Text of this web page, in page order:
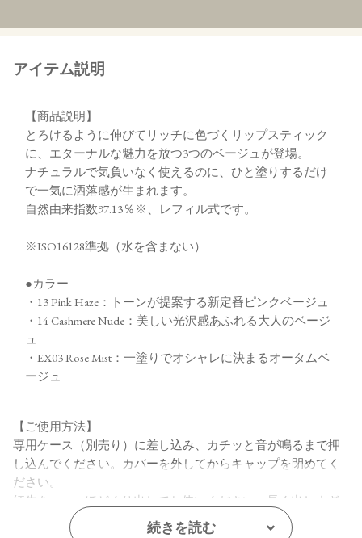
アイテム説明
【商品説明】
とろけるように伸びてリッチに色づくリップスティック
に、エターナルな魅力を放つ3つのベージュが登場。
ナチュラルで気負いなく使えるのに、ひと塗りするだけ
で一気に洒落感が生まれます。
自然由来指数97.13％※、レフィル式です。
※ISO16128準拠（水を含まない）
●カラー
・13 Pink Haze：トーンが提案する新定番ピンクベージュ
・14 Cashmere Nude：美しい光沢感あふれる大人のベージ
ュ
・EX03 Rose Mist：一塗りでオシャレに決まるオータムベ
ージュ
【ご使用方法】
専用ケース（別売り）に差し込み、カチッと音が鳴るまで押
し込んでください。カバーを外してからキャップを閉めてく
ださい。
紅先を2～3㎜ほどくり出してお使いください。長く出しすぎ
ると、折れる場合がございます。
続きを読む